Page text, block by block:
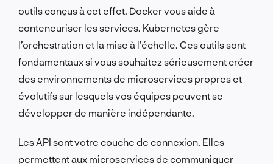
outils conçus à cet effet. Docker vous aide à
conteneuriser les services. Kubernetes gère
l’orchestration et la mise à l’échelle. Ces outils sont
fondamentaux si vous souhaitez sérieusement créer
des environnements de microservices propres et
évolutifs sur lesquels vos équipes peuvent se
développer de manière indépendante.
Les API sont votre couche de connexion. Elles
permettent aux microservices de communiquer